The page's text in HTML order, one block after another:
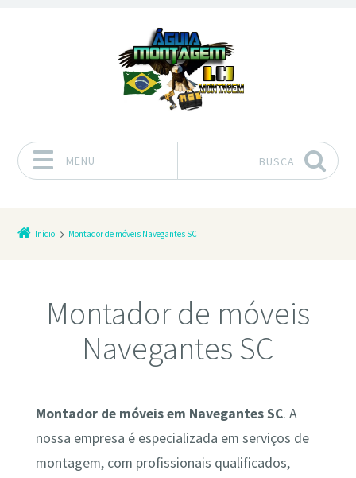
MENU BUSCA
Início Montador de móveis Navegantes SC
Montador de móveis
Navegantes SC
Montador de móveis em Navegantes SC. A
nossa empresa é especializada em serviços de
montagem, com profissionais qualificados,